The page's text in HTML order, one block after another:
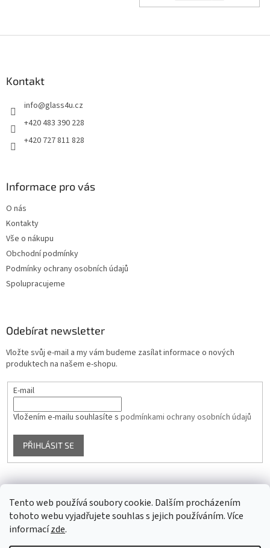
Tento web používá soubory cookie. Dalším procházením
tohoto webu vyjadřujete souhlas s jejich používáním. Více
informacízde.
Kontakt
info@glass4u.cz
+420 483 390 228
+420 727 811 828
Informace pro vás
O nás
Kontakty
Vše o nákupu
Obchodní podmínky
Podmínky ochrany osobních údajů
Spolupracujeme
Odebírat newsletter
Vložte svůj e-mail a my vám budeme zasílat informace o nových
produktech na našem e-shopu.
E-mail
Vložením e-mailu souhlasíte s podmínkami ochrany osobních údajů
PŘIHLÁSIT SE
Facebook